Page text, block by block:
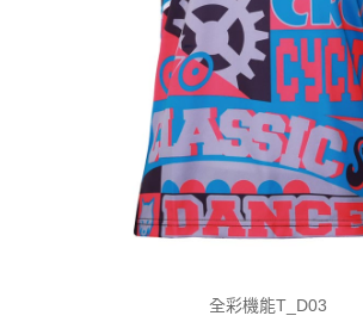
全彩機能T_D03